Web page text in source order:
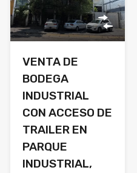
VENTA DE
BODEGA
INDUSTRIAL
CON ACCESO DE
TRAILER EN
PARQUE
INDUSTRIAL,